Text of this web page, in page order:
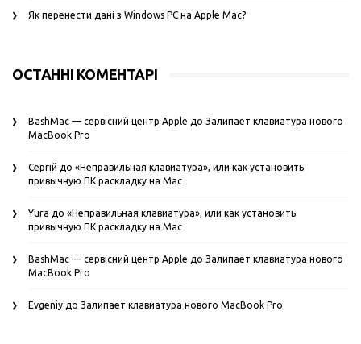
Як перенести дані з Windows PC на Apple Mac?
ОСТАННІ КОМЕНТАРІ
BashMac — сервісний центр Apple до Залипает клавиатура нового
MacBook Pro
Сергій до «Неправильная клавиатура», или как установить
привычную ПК раскладку на Mac
Yura до «Неправильная клавиатура», или как установить
привычную ПК раскладку на Mac
BashMac — сервісний центр Apple до Залипает клавиатура нового
MacBook Pro
Evgeniy до Залипает клавиатура нового MacBook Pro